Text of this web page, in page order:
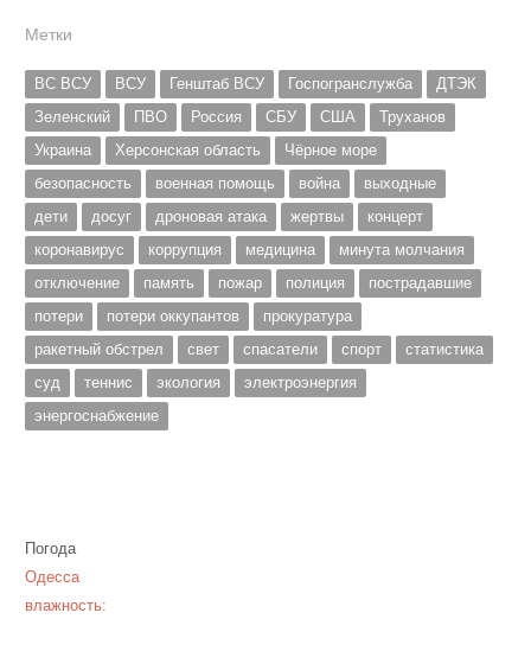
Метки
ВС ВСУ ВСУ Генштаб ВСУ Госпогранслужба
ДТЭК
Зеленский
ПВО Россия СБУ США
Труханов
Украина
Херсонская область
Чёрное море
безопасность
военная помощь война
выходные
дети
досуг дроновая атака жертвы
концерт
коронавирус
коррупция медицина
минута молчания
отключение
память пожар полиция
пострадавшие
потери
потери оккупантов
прокуратура
ракетный обстрел
свет спасатели спорт
статистика
суд
теннис экология
электроэнергия
энергоснабжение
Погода
Одесса
влажность: